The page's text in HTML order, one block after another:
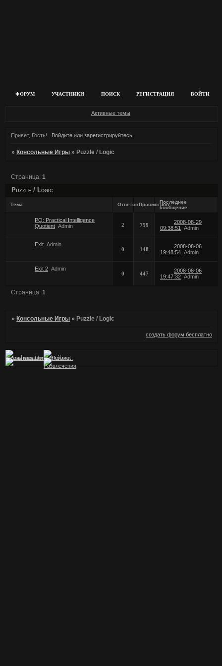
ФОРУМ УЧАСТНИКИ ПОИСК РЕГИСТРАЦИЯ ВОЙТИ
Активные темы
Привет, Гость! Войдитеили зарегистрируйтесь.
»Консольные Игры »Puzzle / Logic
Puzzle / Logic
Страница: 1
Тема ОтветовПросмотровПоследнее
сообщение
PQ: Practical Intelligence
Quotient Admin 2 759
2008-08-29
09:38:51
Admin
Exit Admin
0
148
2008-08-06
19:48:54 Admin
Exit 2 Admin
0
447
2008-08-06
19:47:32 Admin
Страница:1
» Консольные Игры » Puzzle / Logic
создать форум бесплатно